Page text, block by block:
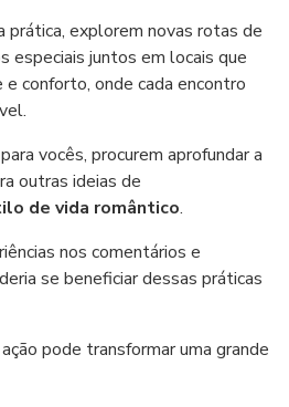
prática, explorem novas rotas de
especiais juntos em locais que
e conforto, onde cada encontro
vocês, procurem aprofundar a
outras ideias de
de vida romântico.
nos comentários e
se beneficiar dessas práticas
pode transformar uma grande